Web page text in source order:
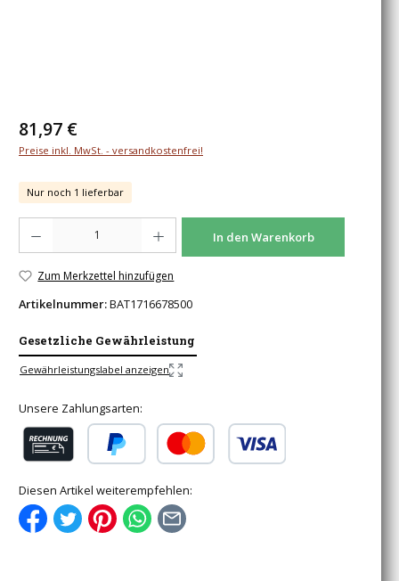
Regulärer Preis:
81,97 €
Preise inkl. MwSt. - versandkostenfrei!
Nur noch 1 lieferbar
In den Warenkorb
Zum Merkzettel hinzufügen
Artikelnummer:BAT1716678500
Gesetzliche Gewährleistung
Gewährleistungslabel anzeigen
Unsere Zahlungsarten:
Diesen Artikel weiterempfehlen: